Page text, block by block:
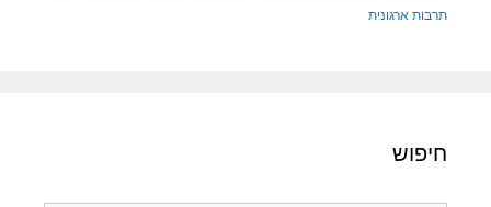
תרבות ארגונית
חיפוש